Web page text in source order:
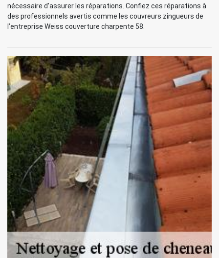
nécessaire d’assurer les réparations. Confiez ces réparations à
des professionnels avertis comme les couvreurs zingueurs de
l’entreprise Weiss couverture charpente 58.